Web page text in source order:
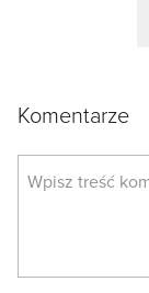
Komentarze